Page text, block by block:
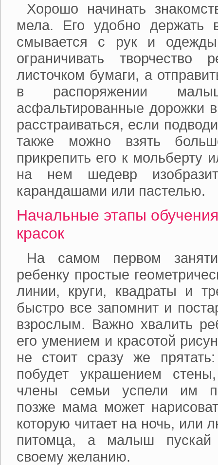
Хорошо начинать
мела. Его удобно держать
смывается с рук и
ограничивать творчество
листочком бумаги, а
в распоряжении
асфальтированные дорожки
расстраиваться, если
также можно взять
прикрепить его к мольберту
на нем шедевр
карандашами или пастелью.
Начальные этапы
красок
На самом первом
ребенку простые
линии, круги, квадраты и
быстро все запомнит и
взрослым. Важно хвалить
его умением и красотой
не стоит сразу же
побудет украшением
члены семьи успели им
позже мама может
которую читает на ночь, или
питомца, а малыш пускай
своему желанию.